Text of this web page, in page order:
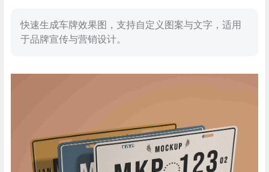
快速生成车牌效果图，支持自定义图案与文字，适用
于品牌宣传与营销设计。